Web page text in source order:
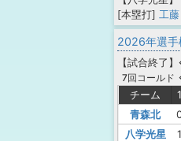
[本塁打] 工藤
2026年選手
【試合終了 】
7回コールド
チーム 1
青森北
八学光星
1